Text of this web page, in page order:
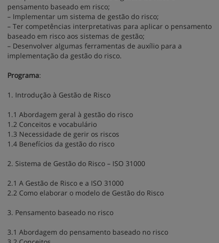
pensamento baseado em risco;
– Implementar um sistema de gestão do risco;
– Ter competências interpretativas para aplicar o pensamento
baseado em risco aos sistemas de gestão;
– Desenvolver algumas ferramentas de auxílio para a
implementação da gestão do risco.
Programa:
1. Introdução à Gestão de Risco
1.1 Abordagem geral à gestão do risco
1.2 Conceitos e vocabulário
1.3 Necessidade de gerir os riscos
1.4 Benefícios da gestão do risco
2. Sistema de Gestão do Risco – ISO 31000
2.1 A Gestão de Risco e a ISO 31000
2.2 Como elaborar o modelo de Gestão do Risco
3. Pensamento baseado no risco
3.1 Abordagem do pensamento baseado no risco